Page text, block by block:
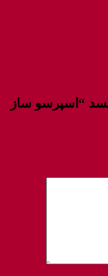
“اسپرسو ساز